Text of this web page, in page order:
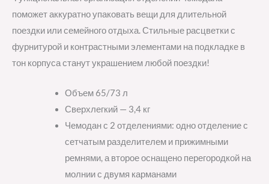
поможет аккуратно упаковать вещи для длительной
поездки или семейного отдыха. Стильные расцветки с
фурнитурой и контрастными элементами на подкладке в
тон корпуса станут украшением любой поездки!
Объем 65/73 л
Сверхлегкий — 3,4 кг
Чемодан с 2 отделениями: одно отделение с
сетчатым разделителем и прижимными
ремнями, а второе оснащено перегородкой на
молнии с двумя карманами